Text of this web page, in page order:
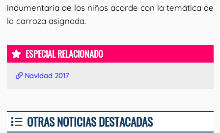
indumentaria de los niños acorde con la temática de
la carroza asignada.
ESPECIAL RELACIONADO
Navidad 2017
OTRAS NOTICIAS DESTACADAS